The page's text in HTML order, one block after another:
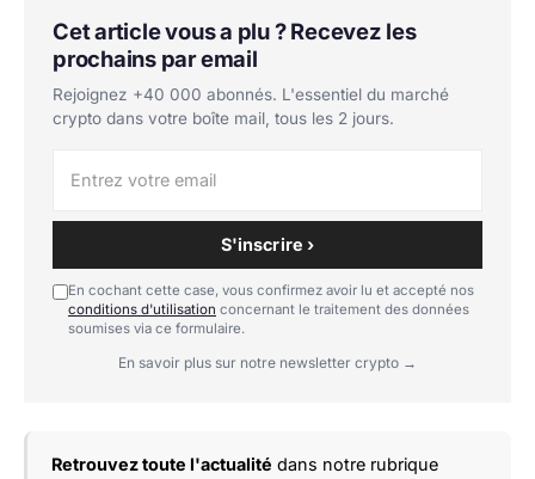
Cet article vous a plu ? Recevez les
prochains par email
Rejoignez +40 000 abonnés. L'essentiel du marché
crypto dans votre boîte mail, tous les 2 jours.
S'inscrire ›
En cochant cette case, vous confirmez avoir lu et accepté nos
conditions d'utilisation concernant le traitement des données
soumises via ce formulaire.
En savoir plus sur notre newsletter crypto →
Retrouvez toute l'actualité dans notre rubrique